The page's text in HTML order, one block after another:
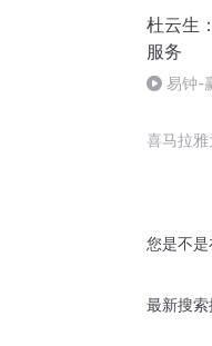
杜云生
服务
易钟-
喜马拉
您是不是
最新搜索